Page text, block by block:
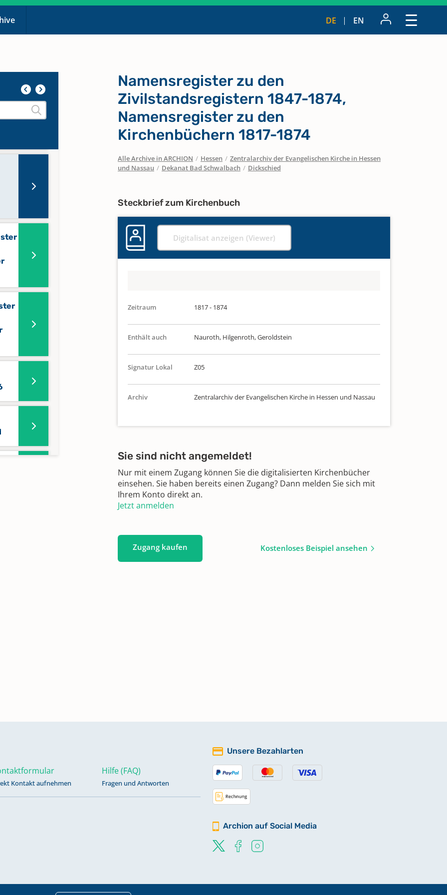
DE EN
Namensregister zu den
Zivilstandsregistern 1847-1874,
Namensregister zu den
Kirchenbüchern 1817-1874
Alle Archive in ARCHION / Hessen / Zentralarchiv der Evangelischen Kirche in Hessen
und Nassau / Dekanat Bad Schwalbach / Dickschied
Steckbrief zum Kirchenbuch
Digitalisat anzeigen (Viewer)
Zeitraum 1817 - 1874
Enthält auch Nauroth, Hilgenroth, Geroldstein
Signatur Lokal Z05
Archiv Zentralarchiv der Evangelischen Kirche in Hessen und Nassau
Sie sind nicht angemeldet!
Nur mit einem Zugang können Sie die digitalisierten Kirchenbücher
einsehen. Sie haben bereits einen Zugang? Dann melden Sie sich mit
Ihrem Konto direkt an.
Jetzt anmelden
Zugang kaufen Kostenloses Beispiel ansehen
Kontakt aufnehmen
Hilfe (FAQ)
Fragen und Antworten
Unsere Bezahlarten
Archion auf Social Media